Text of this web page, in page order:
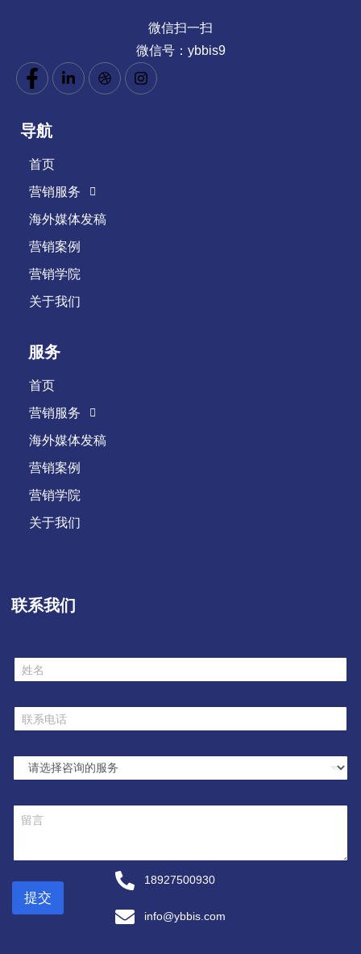
微信扫一扫
微信号：ybbis9
导航
首页
营销服务
海外媒体发稿
营销案例
营销学院
关于我们
服务
首页
营销服务
海外媒体发稿
营销案例
营销学院
关于我们
联系我们
姓
名
联
系
话
选
择
务
留
言
提交
18927500930
info@ybbis.com